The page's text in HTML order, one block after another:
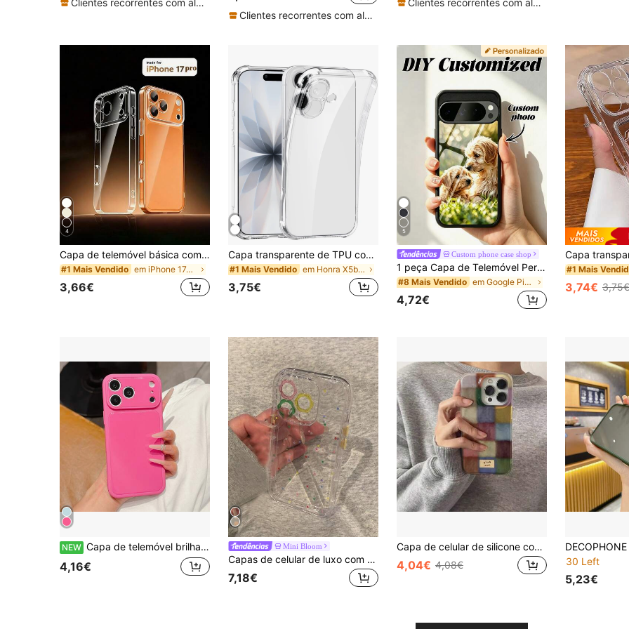
Clientes recorrentes com alta taxa de retorno
Clientes recorrentes com alta taxa de retorno
Clientes recorrentes com alta taxa de retorno
4
Capa de telemóvel básica com cobertura total e proteção integrada para lente, transparente, grossa e anti-queda, compatível com 17/17 Air/17 Pro/17 Pro Max/16 Pro Max/16/16 Pro/16 Plus/16E/15/15 Plus/15 Pro/15 Pro Max/14/14 Plus/14 Pro/14 Pro Max/13/13 Pro/13 Pro Max/12/12 Pro/12 Pro Max/11/11 Pro/11 Pro Max/XS/XR/8 Plus/7 Plus/SE2
#1 Mais Vendido em iPhone 17e Capas básicas para telemóvel
3,66€
Capa transparente de TPU compatível com iPhone 17 16 15 14 13 12 11 Pro Max Plus Mini Air SE3 SE2 8 7 6 Plus, com cantos reforçados para proteção contra quedas, resistente ao amarelamento e ultrafina. Versão internacional, não é a versão nacional.
#1 Mais Vendido em Honra X5b Capas de telefone
3,75€
5
Custom phone case shop
1 peça Capa de Telemóvel Personalizada Transparente com Proteção Compatível com Pixel 10a/Pixel 9 Pro/9 Pro XL/9A/Pixel 8 Pro/7 Pro XL/6A/11a, 17 Pro Max/Air/16 Pro Max/15 Pro Max e Outros Modelos, S26/S26 Ultra/S25/S25 Ultra/S24/S23/S22/A56/A57/A55/A54/A53/A52/S25/S24/S23/A07/A17/A26/A27 e Outros 10 Pro/10a/10 Pro XL/G85/E14 e Outros Modelos Android
#8 Mais Vendido em Google Pixel 6a 5G Capas de telemóvel personali
4,72€
#1 Mais
3,74€ 3,75€
NEW Capa de telemóvel brilhante de cor sólida com janela grande para câmara, azul pastel e rosa choque, minimalista, fofa e feminina, à prova de choques, para iPhone 17 16 15 14 13 Pro Max
4,16€
Mini Bloom
Capas de celular de luxo com estampa de bolinhas, resistentes a impactos, com lente de flores e bolinhas, compatíveis com 17, com borda transparente brilhante, capa protetora premium compatível com iPhone 16 Pro Max, 15, 14 e 13, elegante e resistente a quedas, perfeita para a primavera e aniversários.
7,18€
Capa de celular de silicone com estampa xadrez fofa e moderna (1 unidade). Capa traseira transparente de silicone macio com estampa xadrez fofa da INS Dopamine, compatível com iPhone 17/17 Pro/17 Pro Max/16/15/14/13/12 Pro Max. Presente de aniversário de primavera.
4,04€ 4,08€
30 Left
5,23€